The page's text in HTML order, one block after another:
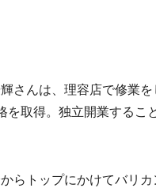
さんは、理容店で修業を
を取得。独立開業する
らトップにかけてバリ